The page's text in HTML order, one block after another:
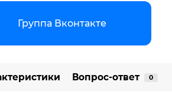
Группа Вконтакте
Вопрос-ответ 0